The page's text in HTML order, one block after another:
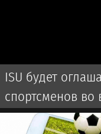
ISU будет
спортсменов во